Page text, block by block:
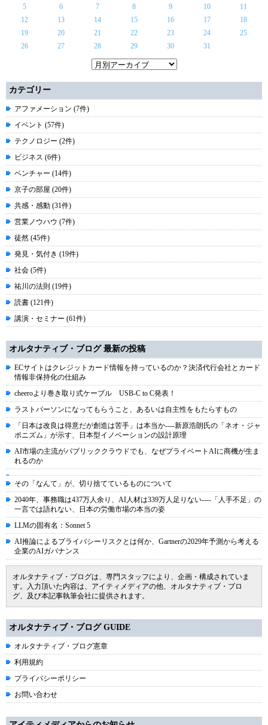
5
6 7 8 9 10
11
12
13 14 15 16 17
18
19
20 21 22 23 24
25
26
27 28 29 30 31
カテゴリー
アファメーション (7件)
イベント (57件)
テクノロジー (2件)
ビジネス (6件)
ベンチャー (14件)
京子の部屋 (20件)
共感・感動 (31件)
営業ノウハウ (7件)
徒然 (45件)
発見・気付き (19件)
社会 (5件)
祐川の法則 (19件)
読書 (121件)
講演・セミナー (61件)
オルタナティブ・ブログ 最新の投稿
ECサイトはクレジットカード情報を持っているのか？決済代行会社とカード
情報非保持化の仕組み
cheeroより巻き取り式ケーブル USB-C to C発表！
ラストパーソンになってもらうこと、あるいは自主性をもたらすもの
「日本は改良は得意だが創造は苦手」は本当か----新原浩朗氏の「ネオ・ジャ
ポニズム」が示す、日本型イノベーションの設計原理
AI市場の主流がパブリッククラウドでも、なぜプライベートAIに商機が生ま
れるのか
その「なんて」が、切り捨てているものについて
2040年、事務職は437万人余り、AI人材は339万人足りない----「人手不足」の
一言では語れない、日本の労働市場の本当の姿
LLMの固有名：Sonnet 5
AI推論によるプライバシーリスクとは何か、Gartnerの2029年予測から考える
企業のAIガバナンス
オルタナティブ・ブログは、専門スタッフにより、企画・構成されていま
す。入力頂いた内容は、アイティメディアの他、オルタナティブ・ブロ
グ、及び本記事執筆会社に提供されます。
オルタナティブ・ブログ GUIDE
オルタナティブ・ブログ憲章
利用規約
プライバシーポリシー
お問い合わせ